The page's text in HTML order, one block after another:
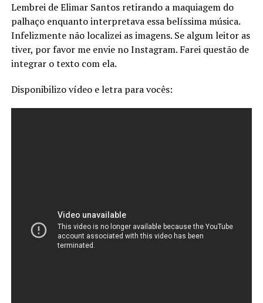
Lembrei de Elimar Santos retirando a maquiagem do
palhaço enquanto interpretava essa belíssima música.
Infelizmente não localizei as imagens. Se algum leitor as
tiver, por favor me envie no Instagram. Farei questão de
integrar o texto com ela.
Disponibilizo vídeo e letra para vocês: